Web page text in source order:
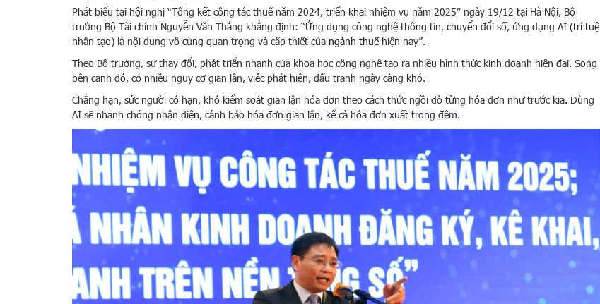
Phát biểu tại hội nghị “Tổng kết công tác thuế năm 2024, triển khai nhiệm vụ năm 2025” ngày 19/12 tại Hà Nội, Bộ
trưởng Bộ Tài chính Nguyễn Văn Thắng khẳng định: “Ứng dụng công nghệ thông tin, chuyển đổi số, ứng dụng AI (trí tuệ
nhân tạo) là nội dung vô cùng quan trọng và cấp thiết của ngành thuếhiện nay”.
Theo Bộ trưởng, sự thay đổi, phát triển nhanh của khoa học công nghệ tạo ra nhiều hình thức kinh doanh hiện đại. Song
bên cạnh đó, có nhiều nguy cơ gian lận, việc phát hiện, đấu tranh ngày càng khó.
Chẳng hạn, sức người có hạn, khó kiểm soát gian lận hóa đơn theo cách thức ngồi dò từng hóa đơn như trước kia. Dùng
AI sẽ nhanh chóng nhận diện, cảnh báo hóa đơn gian lận, kể cả hóa đơn xuất trong đêm.